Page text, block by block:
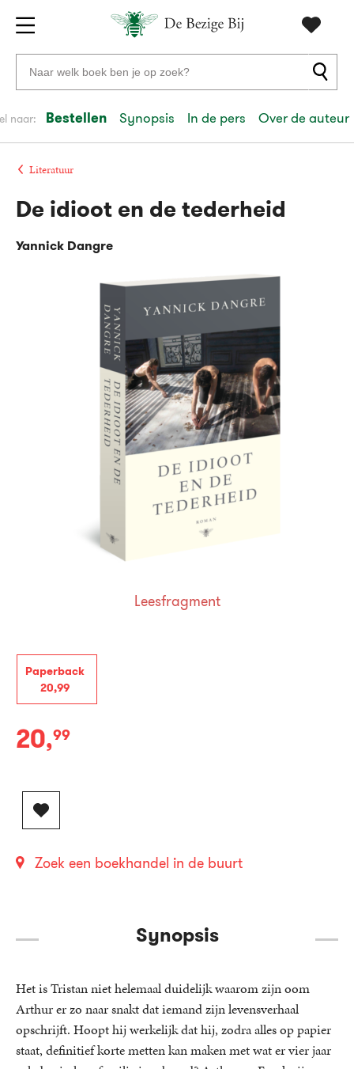
Gratis
verzending
vanaf
20
euro
Voor
23:59
volgendein
Veilig
Gratis
Zoeken
naar
auteurs
en
uitgevers
naar: Bestellen Synopsis In de pers Over de auteur
Literatuur
Paperback
20,99
Paperback:
20,99
Zoek een boekhandel in de buurt
De idioot en de tederheid
Yannick Dangre
Leesfragment
Synopsis
Het is Tristan niet helemaal duidelijk waarom zijn oom
Arthur er zo naar snakt dat iemand zijn levensverhaal
opschrijft. Hoopt hij werkelijk dat hij, zodra alles op papier
staat, definitief korte metten kan maken met wat er vier jaar